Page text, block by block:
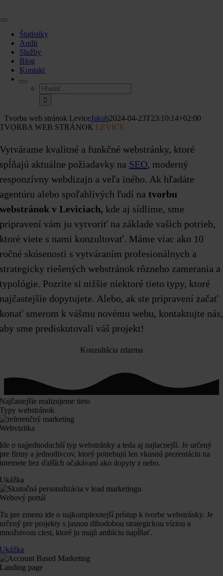
to
Toggle
NavigationŠtatistiky
Audit
Služby
Blog
Kontakt
Hľadať:
Tvorba web stránok LeviceJakub2024-04-23T23:10:14+02:00
TVORBA WEB STRÁNOK LEVICE
Vytvárame kvalitné a funkčné webstránky, ktoré
spĺňajú aktuálne požiadavky na SEO, moderný
responzívny webdizajn a veľa iného. Ak hľadáte
agentúru alebo spoľahlivých ľudí na tvorbu
webstránok v Leviciach, kde aj sídlime, sme
pripravení vám ju vytvoriť na základe vašich potrieb,
ktoré viete s nami konzultovať. Máme viac ako 10
ročné skúsenosti s vytváraním profesionálnych a
strategicky riešených webstránok rôzneho zamerania a
typológie. Pozrite si nižšie niektoré tieto typy, ktoré
najčastejšie dopytujete. Alebo, ak ste pripravení začať
konať smerom k vášmu novému webu, kontaktujte nás,
aby sme prediskutovali váš projekt!
Konzultácia zdarma
Najčastejšie realizujeme tieto
Typy webstránok
Webvizitka
Ide o najjednoduchší typ webstránky a teda aj najlacnejší. Je určený
pre firmy a jednotlivcov, ktorý potrebujú len vkusnú prezentáciu na
internete bez ďalších očakávaní ako dopyty z neho.
Ukážka
Webový portál
Tu pre zmenu ide o najkomplexnejší prístup k tvorbe webstránky. Je
určený pre projekty s jasnou dlhodobou strategickou víziou a
množstvom ciest, ktoré ju majú ambíciu napĺňať.
Ukážka
Landing page